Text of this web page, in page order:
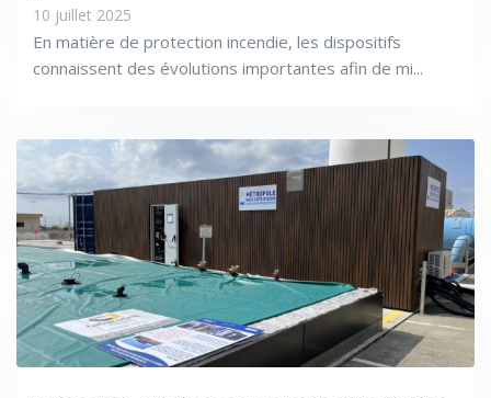
10 juillet 2025
En matière de protection incendie, les dispositifs
connaissent des évolutions importantes afin de mi...